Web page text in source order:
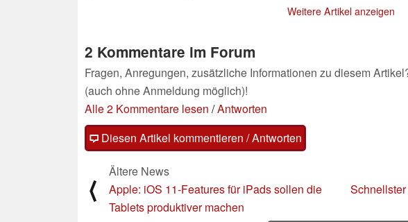
Weitere Artikel anzeigen
2 Kommentare im Forum
Fragen, Anregungen, zusätzliche Informationen zu diesem
(auch ohne Anmeldung möglich)!
Alle 2 Kommentare lesen /Antworten
Diesen Artikel kommentieren / Antworten
⟨
Ältere News
Apple: iOS 11-Features für iPads sollen die
Tablets produktiver machen